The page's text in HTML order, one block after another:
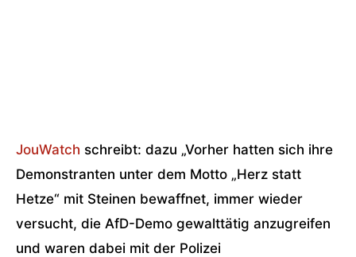
JouWatch schreibt: dazu „Vorher hatten sich ihre
Demonstranten unter dem Motto „Herz statt
Hetze“ mit Steinen bewaffnet, immer wieder
versucht, die AfD-Demo gewalttätig anzugreifen
und waren dabei mit der Polizei